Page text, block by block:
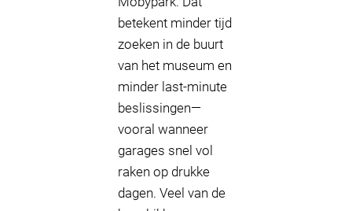
betekent minder tijd
zoeken in de buurt
van het museum en
minder last-minute
beslissingen—
vooral wanneer
garages snel vol
raken op drukke
dagen. Veel van de